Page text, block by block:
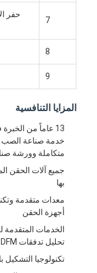
جولة في المعمل
اتصل بنا
حالات
نتحدث الآن
خدمات صب الحقن
صب حقن مزدوج
صب حقن دقيقة
7
حفر
8
9
المزايا التنافسية
13 عاماً من
خدمة صناعة الصب
متكاملة وورشة
جميع آلات الحقن
بها
أجهزة الحقن
الخدمات المتقدمة
تحليل تدفقات DFM و Mold
تكنولوجيا التشكيل